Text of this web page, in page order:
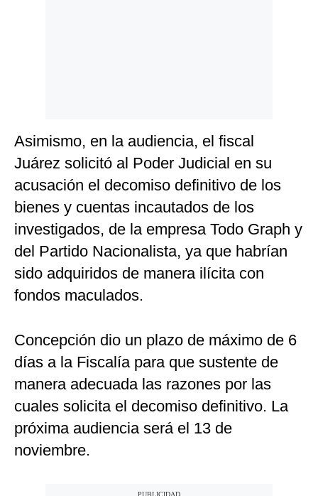
Asimismo, en la audiencia, el fiscal
Juárez solicitó al Poder Judicial en su
acusación el decomiso definitivo de los
bienes y cuentas incautados de los
investigados, de la empresa Todo Graph y
del Partido Nacionalista, ya que habrían
sido adquiridos de manera ilícita con
fondos maculados.
Concepción dio un plazo de máximo de 6
días a la Fiscalía para que sustente de
manera adecuada las razones por las
cuales solicita el decomiso definitivo. La
próxima audiencia será el 13 de
noviembre.